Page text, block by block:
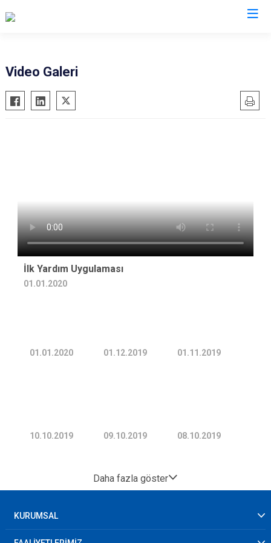
Video Galeri
İlk Yardım Uygulaması
01.01.2020
01.01.2020 01.12.2019 01.11.2019
10.10.2019 09.10.2019 08.10.2019
Daha fazla göster
KURUMSAL